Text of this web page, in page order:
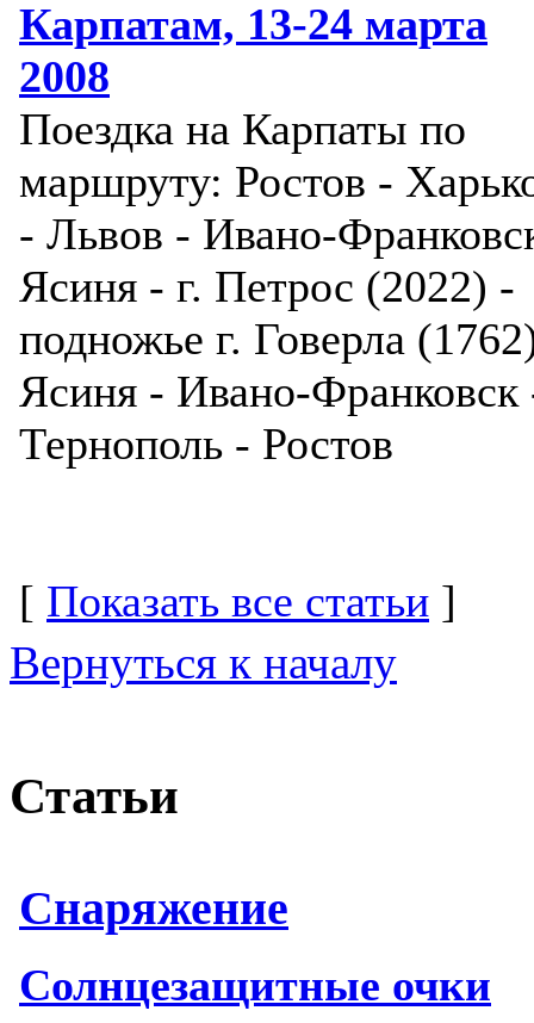
Карпатам, 13-24 марта
2008
Поездка на Карпаты по
маршруту: Ростов -
- Львов - Ивано-
Ясиня - г. Петрос (2022) -
подножье г. Говерла
Ясиня - Ивано-Франковск
Тернополь - Ростов
[ Показать все статьи ]
Вернуться к началу
Статьи
Снаряжение
Солнцезащитные очки